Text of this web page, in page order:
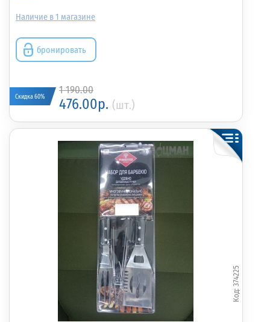
1
бронировать
Скидка 60%
1 190.00
476.00р. (шт.)
374225